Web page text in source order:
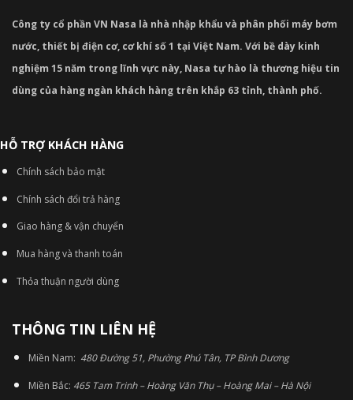
Công ty cổ phần VN Nasa là nhà nhập khẩu và phân phối máy bơm
nước, thiết bị điện cơ, cơ khí số 1 tại Việt Nam. Với bề dày kinh
nghiệm 15 năm trong lĩnh vực này, Nasa tự hào là thương hiệu tin
dùng của hàng ngàn khách hàng trên khắp 63 tỉnh, thành phố.
HỖ TRỢ KHÁCH HÀNG
Chính sách bảo mật
Chính sách đổi trả hàng
Giao hàng & vận chuyển
Mua hàng và thanh toán
Thỏa thuận người dùng
THÔNG TIN LIÊN HỆ
Miền Nam: 480 Đường 51, Phường Phú Tân, TP Bình Dương
Miền Bắc: 465 Tam Trinh – Hoàng Văn Thụ – Hoàng Mai – Hà Nội